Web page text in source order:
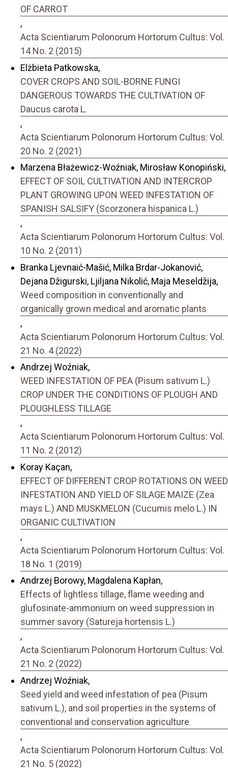
OF CARROT
,
Acta Scientiarum Polonorum Hortorum Cultus: Vol.
14 No. 2 (2015)
Elżbieta Patkowska,
COVER CROPS AND SOIL-BORNE FUNGI
DANGEROUS TOWARDS THE CULTIVATION OF
Daucus carota L.
,
Acta Scientiarum Polonorum Hortorum Cultus: Vol.
20 No. 2 (2021)
Marzena Błażewicz-Woźniak, Mirosław Konopiński,
EFFECT OF SOIL CULTIVATION AND INTERCROP
PLANT GROWING UPON WEED INFESTATION OF
SPANISH SALSIFY (Scorzonera hispanica L.)
,
Acta Scientiarum Polonorum Hortorum Cultus: Vol.
10 No. 2 (2011)
Branka Ljevnaić-Mašić, Milka Brdar-Jokanović,
Dejana Džigurski, Ljiljana Nikolić, Maja Meseldžija,
Weed composition in conventionally and
organically grown medical and aromatic plants
,
Acta Scientiarum Polonorum Hortorum Cultus: Vol.
21 No. 4 (2022)
Andrzej Woźniak,
WEED INFESTATION OF PEA (Pisum sativum L.)
CROP UNDER THE CONDITIONS OF PLOUGH AND
PLOUGHLESS TILLAGE
,
Acta Scientiarum Polonorum Hortorum Cultus: Vol.
11 No. 2 (2012)
Koray Kaçan,
EFFECT OF DIFFERENT CROP ROTATIONS ON WEED
INFESTATION AND YIELD OF SILAGE MAIZE (Zea
mays L.) AND MUSKMELON (Cucumis melo L.) IN
ORGANIC CULTIVATION
,
Acta Scientiarum Polonorum Hortorum Cultus: Vol.
18 No. 1 (2019)
Andrzej Borowy, Magdalena Kapłan,
Effects of lightless tillage, flame weeding and
glufosinate-ammonium on weed suppression in
summer savory (Satureja hortensis L.)
,
Acta Scientiarum Polonorum Hortorum Cultus: Vol.
21 No. 2 (2022)
Andrzej Woźniak,
Seed yield and weed infestation of pea (Pisum
sativum L.), and soil properties in the systems of
conventional and conservation agriculture
,
Acta Scientiarum Polonorum Hortorum Cultus: Vol.
21 No. 5 (2022)